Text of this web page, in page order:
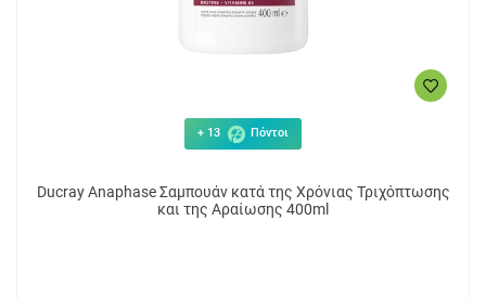
+ 13 Πόντοι
Ducray Anaphase Σαμπουάν κατά της Χρόνιας Τριχόπτωσης
και της Αραίωσης 400ml